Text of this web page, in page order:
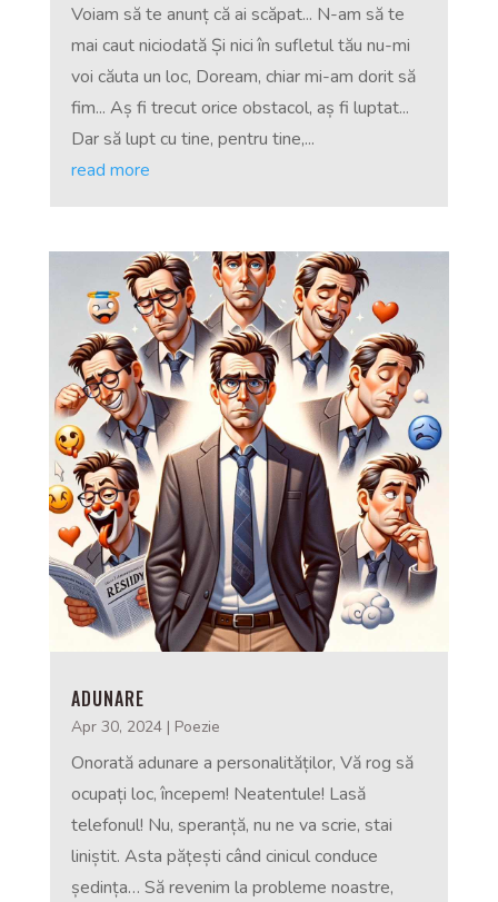
Voiam să te anunț că ai scăpat... N-am să te
mai caut niciodată Și nici în sufletul tău nu-mi
voi căuta un loc, Doream, chiar mi-am dorit să
fim... Aș fi trecut orice obstacol, aș fi luptat...
Dar să lupt cu tine, pentru tine,...
read more
ADUNARE
Apr 30, 2024| Poezie
Onorată adunare a personalităților, Vă rog să
ocupați loc, începem! Neatentule! Lasă
telefonul! Nu, speranță, nu ne va scrie, stai
liniștit. Asta pățești când cinicul conduce
ședința… Să revenim la probleme noastre,